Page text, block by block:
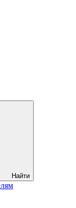
Найти